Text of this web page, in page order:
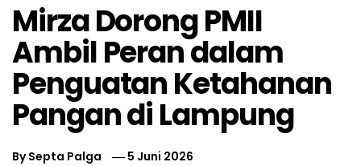
Mirza Dorong PMII
Ambil Peran dalam
Penguatan Ketahanan
Pangan di Lampung
BySepta Palga 5 Juni 2026